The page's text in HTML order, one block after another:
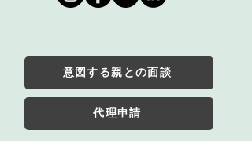
意図する親との面談
代理申請